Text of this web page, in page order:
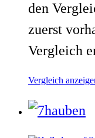
den
zuerst
Vergleich
Vergleich